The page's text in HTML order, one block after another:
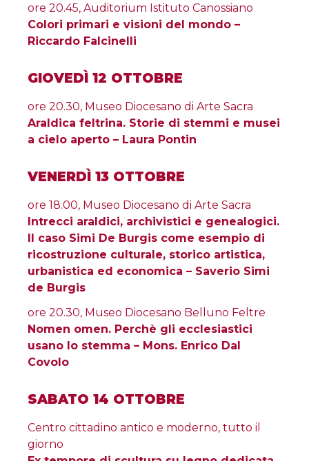
ore 20.45, Auditorium Istituto Canossiano
Colori primari e visioni del mondo –
Riccardo Falcinelli
GIOVEDÌ 12 OTTOBRE
ore 20.30, Museo Diocesano di Arte Sacra
Araldica feltrina. Storie di stemmi e musei
a cielo aperto – Laura Pontin
VENERDÌ 13 OTTOBRE
ore 18.00, Museo Diocesano di Arte Sacra
Intrecci araldici, archivistici e genealogici.
Il caso Simi De Burgis come esempio di
ricostruzione culturale, storico artistica,
urbanistica ed economica – Saverio Simi
de Burgis
ore 20.30, Museo Diocesano Belluno Feltre
Nomen omen. Perchè gli ecclesiastici
usano lo stemma – Mons. Enrico Dal
Covolo
SABATO 14 OTTOBRE
Centro cittadino antico e moderno, tutto il
giorno